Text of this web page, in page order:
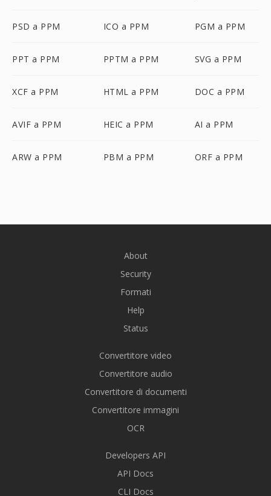
PSD a PPM ICO a PPM PGM a PPM
PPT a PPM PPTM a PPM SVG a PPM
XCF a PPM HTML a PPM DOC a PPM
AVIF a PPM HEIC a PPM AI a PPM
ARW a PPM PBM a PPM ORF a PPM
About
Security
Formati
Help
Status
Convertitore video
Convertitore audio
Convertitore di documenti
Convertitore immagini
OCR
Developers API
API Docs
CLI Docs